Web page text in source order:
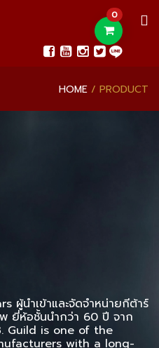
0
HOME PRODUCT
ผู้นำเข้าและจัดจำหน่ายกีต้าร์
ยี่ห้อชั้นนำกว่า 60 ปี จาก
Guild is one of the
with a long-